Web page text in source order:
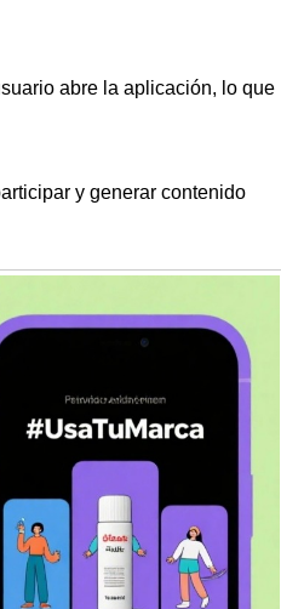
abre la aplicación, lo que
y generar contenido